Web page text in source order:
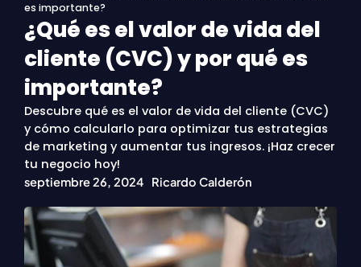
es importante?
¿Qué es el valor de vida del
cliente (CVC) y por qué es
importante?
Descubre qué es el valor de vida del cliente (CVC)
y cómo calcularlo para optimizar tus estrategias
de marketing y aumentar tus ingresos. ¡Haz crecer
tu negocio hoy!
septiembre 26, 2024 Ricardo Calderón